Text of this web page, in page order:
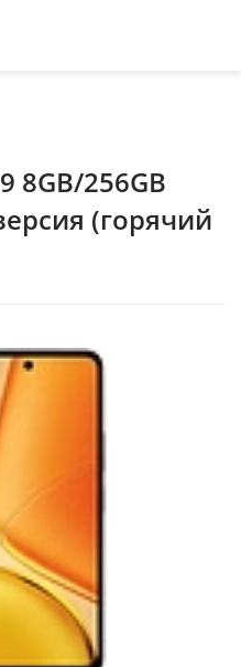
8GB/256GB
(горячий